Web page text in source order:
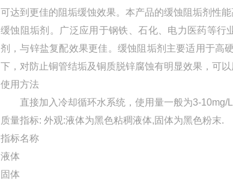
可达到更佳的阻垢缓蚀效果。本产品的缓蚀阻垢剂性
缓蚀阻垢剂。广泛应用于钢铁、石化、电力医药等
剂，与锌盐复配效果更佳。缓蚀阻垢剂主要适用于高
下，对防止铜管结垢及铜质脱锌腐蚀有明显效果，可
使用方法
直接加入冷却循环水系统，使用量一般为3-10mg/L
质量指标: 外观:液体为黑色粘稠液体,固体为黑色粉末.
指标名称
液体
固体